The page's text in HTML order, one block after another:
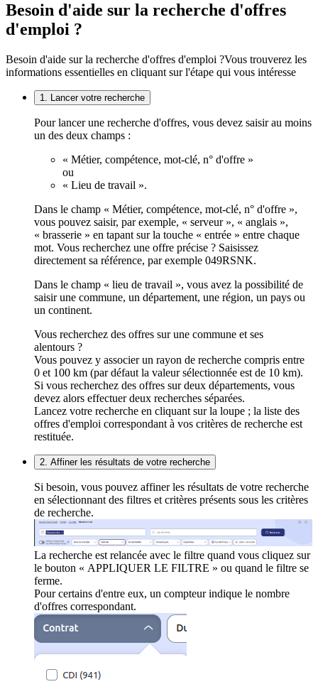
Besoin d'aide sur la recherche d'offres
d'emploi ?
Besoin d'aide sur la recherche d'offres d'emploi ?Vous trouverez les
informations essentielles en cliquant sur l'étape qui vous intéresse
1. Lancer votre recherche
Pour lancer une recherche d'offres, vous devez saisir au moins
un des deux champs :
« Métier, compétence, mot-clé, n° d'offre »
ou
« Lieu de travail ».
Dans le champ « Métier, compétence, mot-clé, n° d'offre »,
vous pouvez saisir, par exemple, « serveur », « anglais »,
« brasserie » en tapant sur la touche « entrée » entre chaque
mot. Vous recherchez une offre précise ? Saisissez
directement sa référence, par exemple 049RSNK.
Dans le champ « lieu de travail », vous avez la possibilité de
saisir une commune, un département, une région, un pays ou
un continent.
Vous recherchez des offres sur une commune et ses
alentours ?
Vous pouvez y associer un rayon de recherche compris entre
0 et 100 km (par défaut la valeur sélectionnée est de 10 km).
Si vous recherchez des offres sur deux départements, vous
devez alors effectuer deux recherches séparées.
Lancez votre recherche en cliquant sur la loupe ; la liste des
offres d'emploi correspondant à vos critères de recherche est
restituée.
2. Affiner les résultats de votre recherche
Si besoin, vous pouvez affiner les résultats de votre recherche
en sélectionnant des filtres et critères présents sous les critères
de recherche.
La recherche est relancée avec le filtre quand vous cliquez sur
le bouton « APPLIQUER LE FILTRE » ou quand le filtre se
ferme.
Pour certains d'entre eux, un compteur indique le nombre
d'offres correspondant.